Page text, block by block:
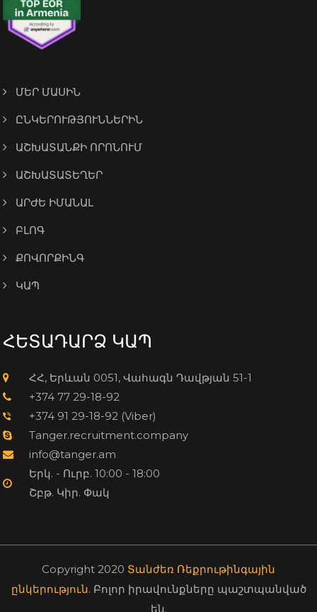
ՄԵՐ ՄԱՍԻՆ
ԸՆԿԵՐՈՒԹՅՈՒՆՆԵՐԻՆ
ԱՇԽԱՏԱՆՔԻ ՈՐՈՆՈՒՄ
ԱՇԽԱՏԱՏԵՂԵՐ
ԱՐԺԵ ԻՄԱՆԱԼ
ԲԼՈԳ
ՔՈՎՈՐՔԻՆԳ
ԿԱՊ
ՀԵՏԱԴԱՐՁ ԿԱՊ
ՀՀ, Երևան 0051, Վահագն Դավթյան 51-1
+374 77 29-18-92
+374 91 29-18-92 (Viber)
Tanger.recruitment.company
info@tanger.am
Երկ. - Ուրբ. 10:00 - 18:00
Շբթ. Կիր. Փակ
Copyright 2020 Տանժեռ Ռեքրութինգային
ընկերություն. Բոլոր իրավունքները պաշտպանված
են.